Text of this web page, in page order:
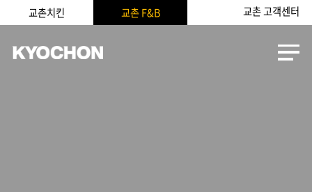
교촌치킨 교촌 F&B 교촌 고객센터